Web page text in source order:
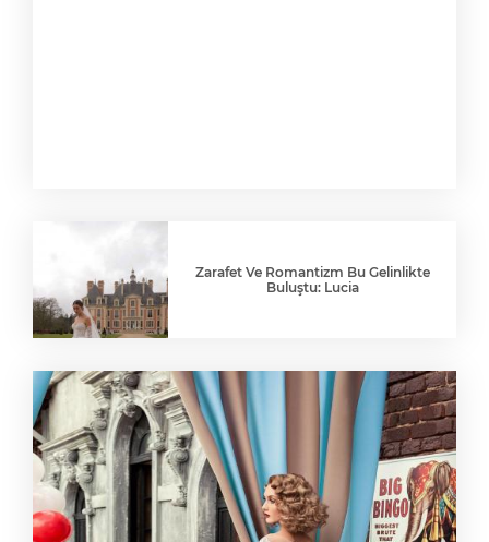
Zarafet Ve Romantizm Bu Gelinlikte
Buluştu: Lucia